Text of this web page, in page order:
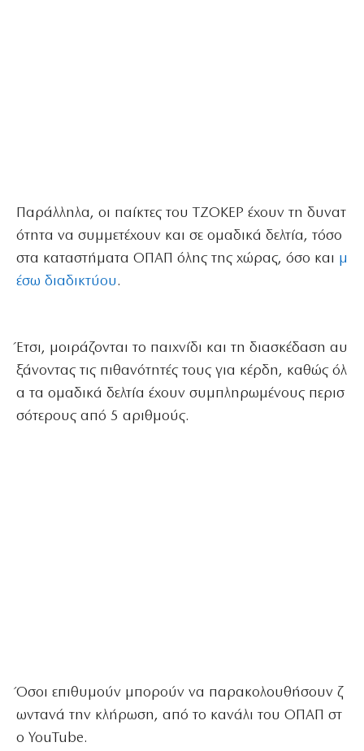
Παράλληλα, οι παίκτες του ΤΖΟΚΕΡ έχουν τη δυνατ
ότητα να συμμετέχουν και σε ομαδικά δελτία, τόσο
στα καταστήματα ΟΠΑΠ όλης της χώρας, όσο και μ
έσω διαδικτύου.
Έτσι, μοιράζονται το παιχνίδι και τη διασκέδαση αυ
ξάνοντας τις πιθανότητές τους για κέρδη, καθώς όλ
α τα ομαδικά δελτία έχουν συμπληρωμένους περισ
σότερους από 5 αριθμούς.
Όσοι επιθυμούν μπορούν να παρακολουθήσουν ζ
ωντανά την κλήρωση, από το κανάλι του ΟΠΑΠ στ
ο YouTube.